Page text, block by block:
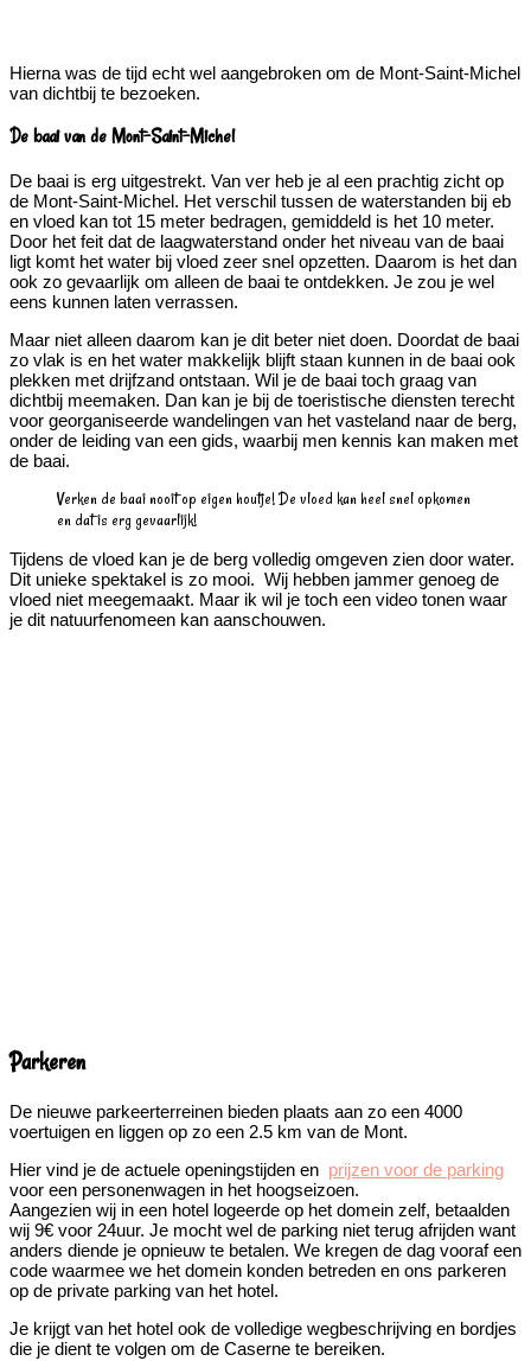
Hierna was de tijd echt wel aangebroken om de Mont-Saint-Michel
van dichtbij te bezoeken.
De baai van de Mont-Saint-Michel
De baai is erg uitgestrekt. Van ver heb je al een prachtig zicht op
de Mont-Saint-Michel. Het verschil tussen de waterstanden bij eb
en vloed kan tot 15 meter bedragen, gemiddeld is het 10 meter.
Door het feit dat de laagwaterstand onder het niveau van de baai
ligt komt het water bij vloed zeer snel opzetten. Daarom is het dan
ook zo gevaarlijk om alleen de baai te ontdekken. Je zou je wel
eens kunnen laten verrassen.
Maar niet alleen daarom kan je dit beter niet doen. Doordat de baai
zo vlak is en het water makkelijk blijft staan kunnen in de baai ook
plekken met drijfzand ontstaan. Wil je de baai toch graag van
dichtbij meemaken. Dan kan je bij de toeristische diensten terecht
voor georganiseerde wandelingen van het vasteland naar de berg,
onder de leiding van een gids, waarbij men kennis kan maken met
de baai.
Verken de baai nooit op eigen houtje! De vloed kan heel snel opkomen
en dat is erg gevaarlijk!
Tijdens de vloed kan je de berg volledig omgeven zien door water.
Dit unieke spektakel is zo mooi. Wij hebben jammer genoeg de
vloed niet meegemaakt. Maar ik wil je toch een video tonen waar
je dit natuurfenomeen kan aanschouwen.
Parkeren
De nieuwe parkeerterreinen bieden plaats aan zo een 4000
voertuigen en liggen op zo een 2.5 km van de Mont.
Hier vind je de actuele openingstijden en prijzen voor de parking
voor een personenwagen in het hoogseizoen.
Aangezien wij in een hotel logeerde op het domein zelf, betaalden
wij 9€ voor 24uur. Je mocht wel de parking niet terug afrijden want
anders diende je opnieuw te betalen. We kregen de dag vooraf een
code waarmee we het domein konden betreden en ons parkeren
op de private parking van het hotel.
Je krijgt van het hotel ook de volledige wegbeschrijving en bordjes
die je dient te volgen om de Caserne te bereiken.